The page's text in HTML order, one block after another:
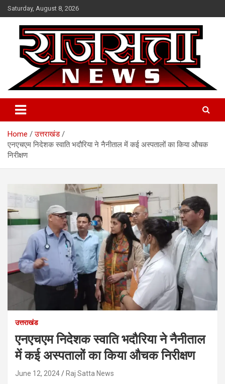
Skip
to
content
Saturday, August 8, 2026
Raj Satta News
Home
उत्तराखंड
एनएचएम निदेशक स्वाति भदौरिया ने नैनीताल में कई अस्पतालों का किया औचक
निरीक्षण
उत्तराखंड
एनएचएम निदेशक स्वाति भदौरिया ने नैनीताल
में कई अस्पतालों का किया औचक निरीक्षण
June 12, 2024 Raj Satta News